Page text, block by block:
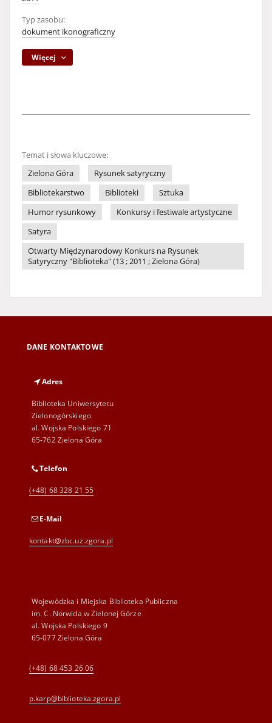
Typ zasobu:
dokument ikonograficzny
Więcej
Temat i słowa kluczowe:
Zielona Góra
Rysunek satyryczny
Bibliotekarstwo
Biblioteki
Sztuka
Humor rysunkowy
Konkursy i festiwale artystyczne
Satyra
Otwarty Międzynarodowy Konkurs na Rysunek
Satyryczny "Biblioteka" (13 ; 2011 ; Zielona Góra)
DANE KONTAKTOWE
Adres
Biblioteka Uniwersytetu
Zielonogórskiego
al. Wojska Polskiego 71
65-762 Zielona Góra
Telefon
(+48) 68 328 21 55
E-Mail
kontakt@zbc.uz.zgora.pl
Wojewódzka i Miejska Biblioteka Publiczna
im. C. Norwida w Zielonej Górze
al. Wojska Polskiego 9
65-077 Zielona Góra
(+48) 68 453 26 06
p.karp@biblioteka.zgora.pl